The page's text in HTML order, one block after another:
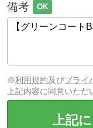
備考 OK
※利用規約及びプライ
上記内容に同意いた
上記